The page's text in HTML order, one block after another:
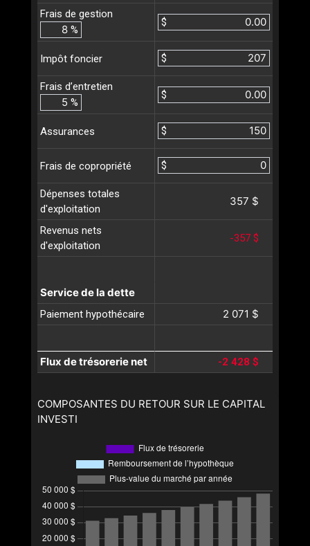
Frais de gestion
%
$
Impôt foncier $
Frais d’entretien
%
$
Assurances $
Frais de copropriété $
Dépenses totales
d'exploitation
357 $
Revenus nets
d'exploitation
-357 $
Service de la dette
Paiement hypothécaire 2 071 $
Flux de trésorerie net -2 428 $
COMPOSANTES DU RETOUR SUR LE CAPITAL
INVESTI